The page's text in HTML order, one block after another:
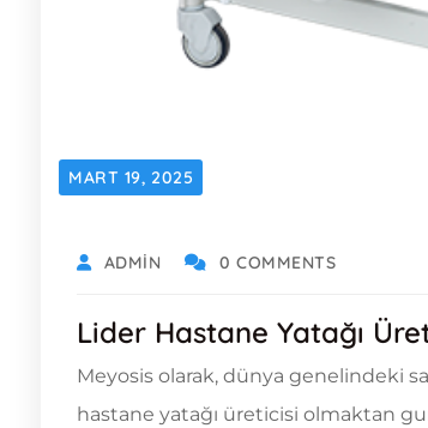
MART 19, 2025
ADMIN 0 COMMENTS
Lider Hastane Yatağı
Meyosis olarak, dünya genelindeki
hastane yatağı üreticisi olmaktan